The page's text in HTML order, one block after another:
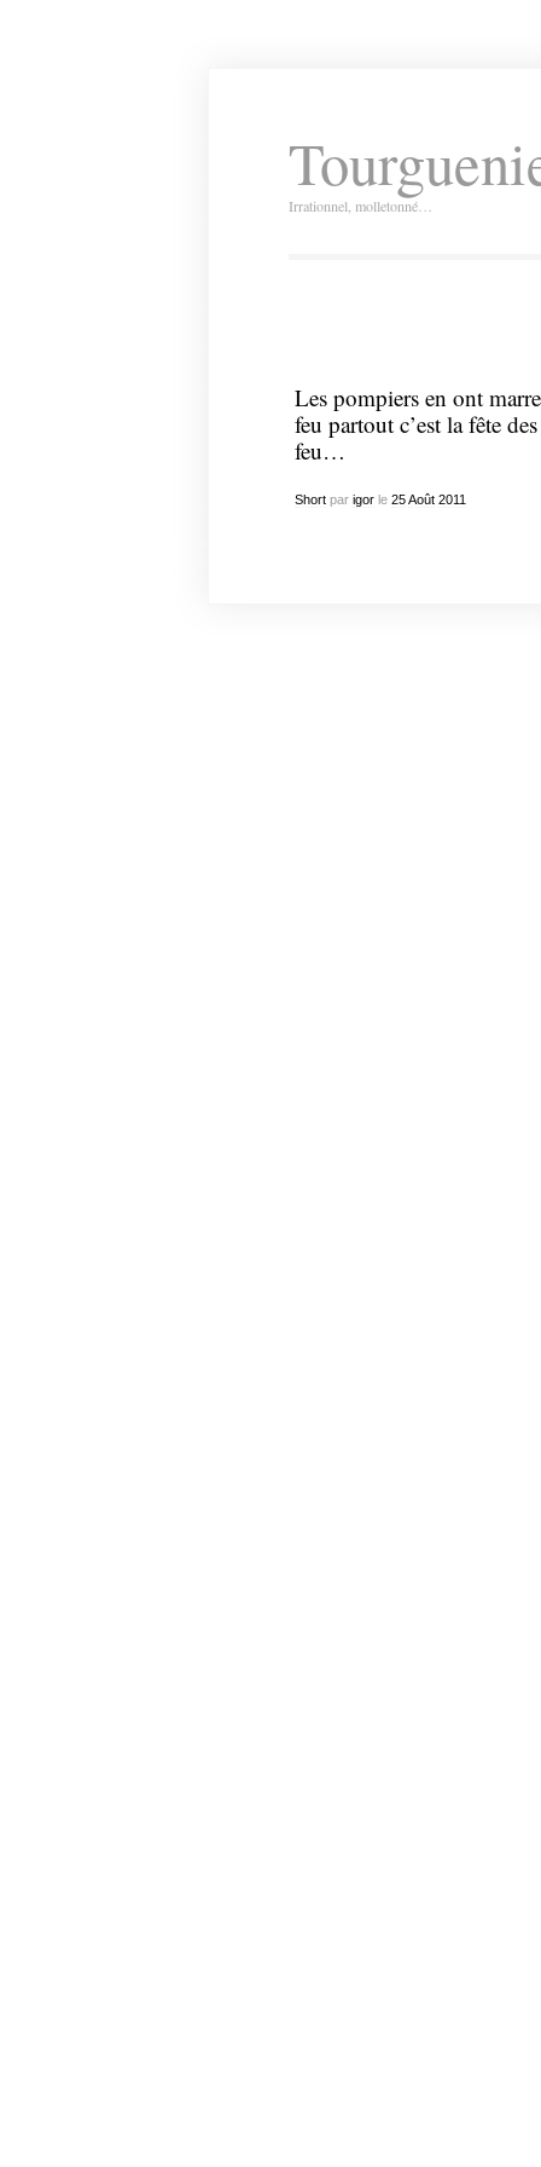
Irrationnel, molletonné…
Les pompiers en ont
feu partout c’est la fête
feu…
Shortpar igorle 25 Août 2011